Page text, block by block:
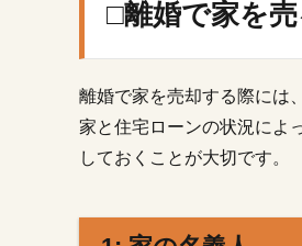
家
る
の
住
□離婚で家を
離婚で家を売却する際には
家と住宅ローンの状況によ
しておくことが大切です。